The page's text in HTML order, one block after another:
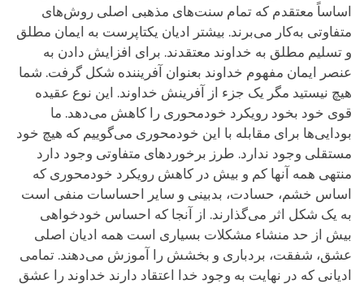
اساساً معتقدم که تمام سنت‌های مذهبی اصلی روش‌های
متفاوتی به‌کار می‌برند. بیشتر ادیان یکتاپرست به ایمان مطلق
و تسلیم مطلق به خداوند معتقدند. برای افزایش دادن به
عنصر ایمان مفهوم خداوند بعنوان آفریننده شکل گرفت. شما
هیچ نیستید مگر یک جزء از آفرینش خداوند. این نوع عقیده
قوی خود بخود رویکرد خودمحوری را کاهش می‌دهد. ما
بودایی‌ها برای مقابله با این خودمحوری می‌گوییم که هیچ خود
مستقلی وجود ندارد. طرز برخوردهای متفاوتی وجود دارد
منتهی همه آنها کم و بیش در کاهش رویکرد خودمحوری که
اساس خشم، حسادت، بدبینی و سایر احساسات منفی است
به یک شکل اثر می‌گذارند. از آنجا که احساس خودخواهی
بیش از حد منشاء مشکلات بسیاری است همه ادیان اصلی
عشق، شفقت، بردباری و بخشش را آموزش می‌دهند. تمامی
ادیانی که در نهایت به وجود خدا اعتقاد دارند خداوند را عشق